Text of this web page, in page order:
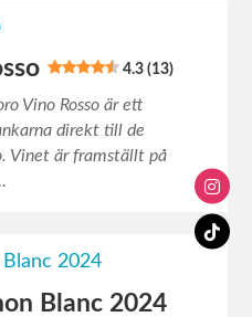
4.3 (13)
Vino Rosso är ett
direkt till de
Vinet är framställt på
Blanc 2024